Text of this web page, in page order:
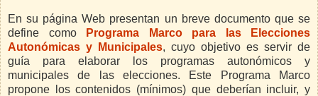
En su página Web presentan un breve documento que se
define como
Programa Marco para las Elecciones
Autonómicas y Municipales, cuyo objetivo es servir de
guía para elaborar los programas autonómicos y
municipales de las elecciones. Este Programa Marco
propone los contenidos (mínimos) que deberían incluir, y